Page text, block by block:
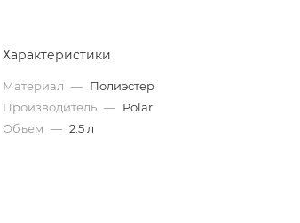
Характеристики
Материал — Полиэстер
Производитель — Polar
Объем — 2.5 л